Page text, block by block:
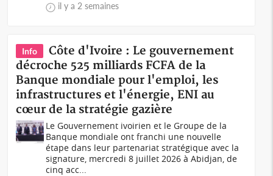
il y a 2 semaines
Info
Côte d'Ivoire : Le gouvernement
décroche 525 milliards FCFA de la
Banque mondiale pour l'emploi, les
infrastructures et l'énergie, ENI au
cœur de la stratégie gazière
Le Gouvernement ivoirien et le Groupe de la
Banque mondiale ont franchi une nouvelle
étape dans leur partenariat stratégique avec la
signature, mercredi 8 juillet 2026 à Abidjan, de
cinq acc...